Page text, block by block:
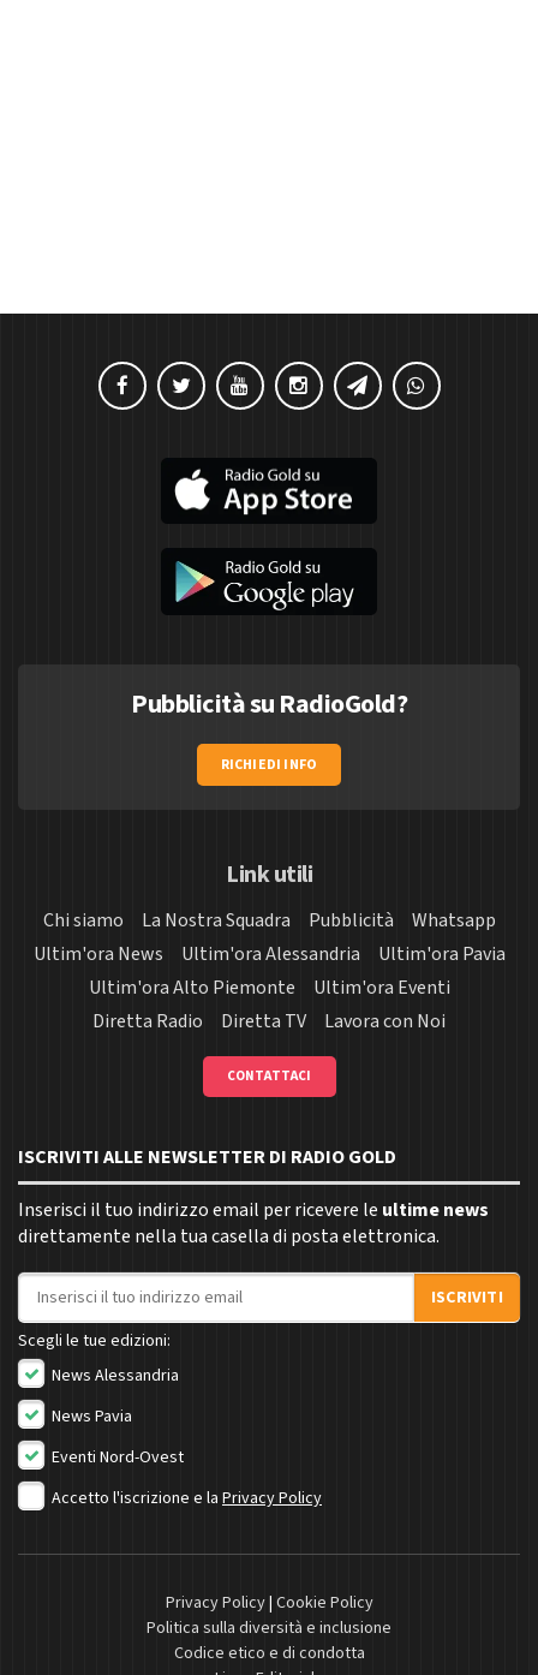
Pubblicità su RadioGold?
RICHIEDI INFO
Link utili
Chi siamo La Nostra Squadra Pubblicità
Whatsapp
Ultim'ora News
Ultim'ora Alessandria
Ultim'ora Pavia
Ultim'ora Alto Piemonte
Ultim'ora Eventi
Diretta Radio
Diretta TV Lavora con Noi
CONTATTACI
ISCRIVITI ALLE NEWSLETTER DI RADIO GOLD
Inserisci il tuo indirizzo email per ricevere le ultime news
direttamente nella tua casella di posta elettronica.
Indirizzo email
ISCRIVITI
Scegli le tue edizioni:
News Alessandria
News Pavia
Eventi Nord-Ovest
Accetto l'iscrizione e la Privacy Policy
Privacy Policy| Cookie Policy
Politica sulla diversità e inclusione
Codice etico e di condotta